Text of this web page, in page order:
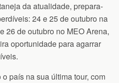
da atualidade, prepara-
24 e 25 de outubro na
26 de outubro no MEO Arena,
oportunidade para agarrar
país na sua última tour, com